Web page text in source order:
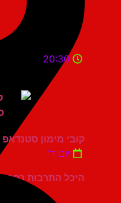
היכל התרבות כפר סבא
20:30
קובי מימון סטנדאפ
יום ד'